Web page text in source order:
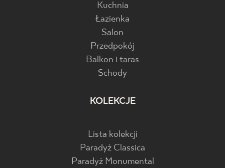
Kuchnia
Łazienka
Salon
Przedpokój
Balkon i taras
Schody
KOLEKCJE
Lista kolekcji
Paradyż Classica
Paradyż Monumental